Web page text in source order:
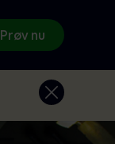
Prøv nu